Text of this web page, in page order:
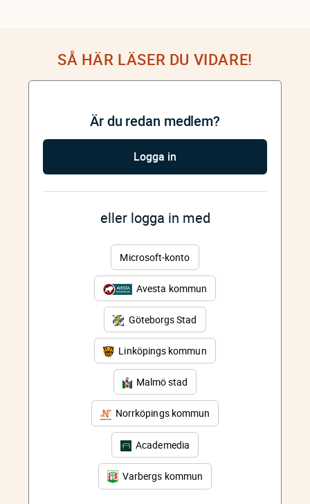
SÅ HÄR LÄSER DU VIDARE!
Är du redan medlem?
Logga in
eller logga in med
Microsoft-konto
Avesta kommun
Göteborgs Stad
Linköpings kommun
Malmö stad
Norrköpings kommun
Academedia
Varbergs kommun